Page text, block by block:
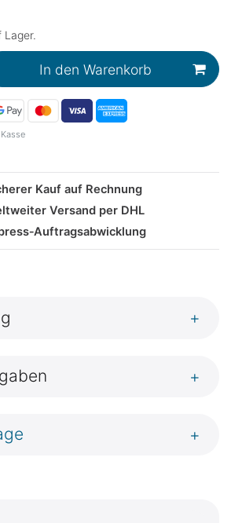
Lager.
In den Warenkorb
Kauf auf Rechnung
Versand per DHL
+
+
+